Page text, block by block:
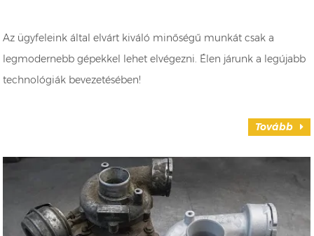
Az ügyfeleink által elvárt kiváló minőségű munkát csak a
legmodernebb gépekkel lehet elvégezni. Élen járunk a legújabb
technológiák bevezetésében!
Tovább